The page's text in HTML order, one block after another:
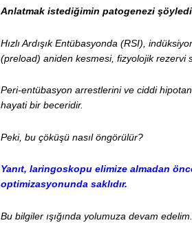
Anlatmak istediğimin patogenezi
Hızlı Ardışık Entübasyonda (RSI),
(preload) aniden kesmesi, fizyolojik rezervi
Peri-entübasyon arrestlerini ve ciddi
hayati bir beceridir.
Peki, bu çöküşü nasıl öngörülür?
Yanıt, laringoskopu elimize almadan
optimizasyonunda saklıdır.
Bu bilgiler ışığında yolumuza devam edelim.